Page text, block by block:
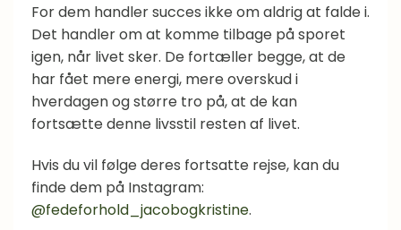
For dem handler succes ikke om aldrig at falde i.
Det handler om at komme tilbage på sporet
igen, når livet sker. De fortæller begge, at de
har fået mere energi, mere overskud i
hverdagen og større tro på, at de kan
fortsætte denne livsstil resten af livet.
Hvis du vil følge deres fortsatte rejse, kan du
finde dem på Instagram:
@fedeforhold_jacobogkristine.